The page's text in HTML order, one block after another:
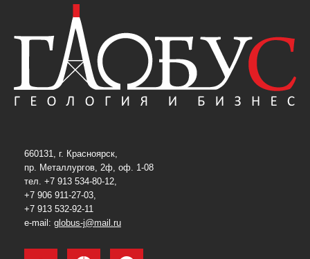
660131, г. Красноярск,
пр. Металлургов, 2ф, оф. 1-08
тел. +7 913 534-80-12,
+7 906 911-27-03,
+7 913 532-92-11
e-mail: globus-j@mail.ru